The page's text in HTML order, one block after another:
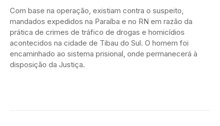
Com base na operação, existiam contra o suspeito,
mandados expedidos na Paraíba e no RN em razão da
prática de crimes de tráfico de drogas e homicídios
acontecidos na cidade de Tibau do Sul. O homem foi
encaminhado ao sistema prisional, onde permanecerá à
disposição da Justiça.